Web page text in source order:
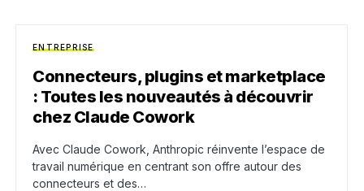
ENTREPRISE
Connecteurs, plugins et marketplace
: Toutes les nouveautés à découvrir
chez Claude Cowork
Avec Claude Cowork, Anthropic réinvente l’espace de
travail numérique en centrant son offre autour des
connecteurs et des…